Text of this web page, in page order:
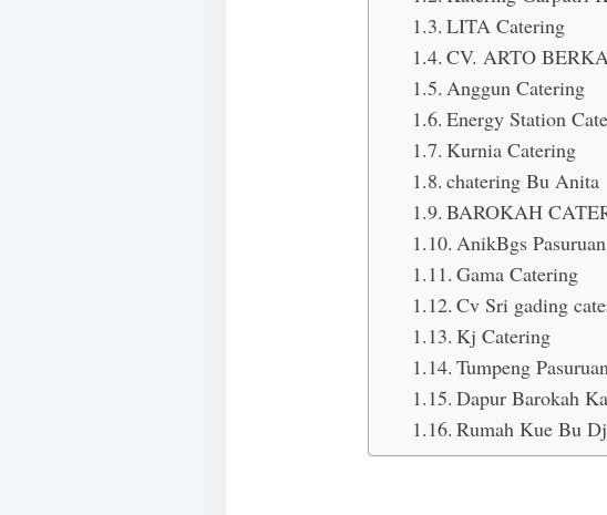
LITA Catering
CV. ARTO
Anggun Catering
Energy Station
Kurnia Catering
chatering Bu Anita
BAROKAH
AnikBgs Pasuruan
Gama Catering
Cv Sri gading
Kj Catering
Tumpeng
Dapur Barokah
Rumah Kue Bu